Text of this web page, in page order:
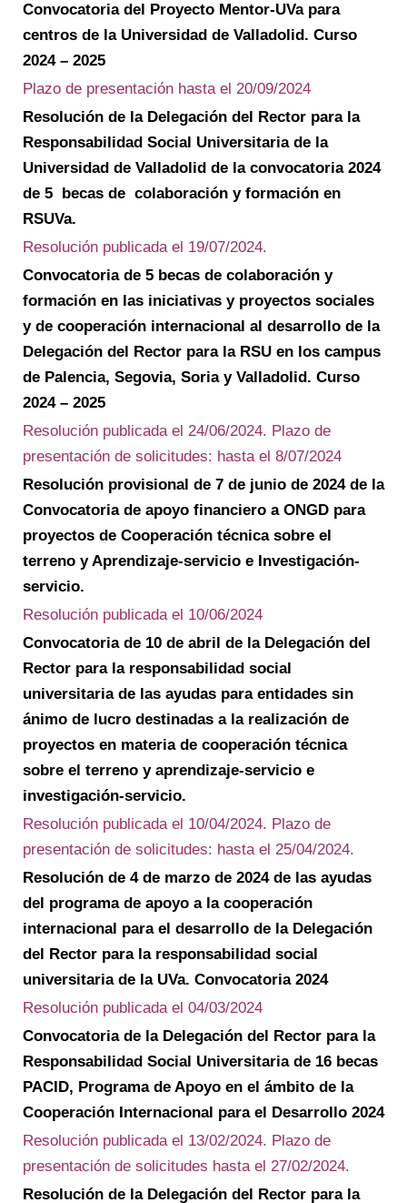
Convocatoria del Proyecto Mentor-UVa para
centros de la Universidad de Valladolid. Curso
2024 – 2025
Plazo de presentación hasta el 20/09/2024
Resolución de la Delegación del Rector para la
Responsabilidad Social Universitaria de la
Universidad de Valladolid de la convocatoria 2024
de 5 becas de colaboración y formación en
RSUVa.
Resolución publicada el 19/07/2024.
Convocatoria de 5 becas de colaboración y
formación en las iniciativas y proyectos sociales
y de cooperación internacional al desarrollo de la
Delegación del Rector para la RSU en los campus
de Palencia, Segovia, Soria y Valladolid. Curso
2024 – 2025
Resolución publicada el 24/06/2024. Plazo de
presentación de solicitudes: hasta el 8/07/2024
Resolución provisional de 7 de junio de 2024 de la
Convocatoria de apoyo financiero a ONGD para
proyectos de Cooperación técnica sobre el
terreno y Aprendizaje-servicio e Investigación-
servicio.
Resolución publicada el 10/06/2024
Convocatoria de 10 de abril de la Delegación del
Rector para la responsabilidad social
universitaria de las ayudas para entidades sin
ánimo de lucro destinadas a la realización de
proyectos en materia de cooperación técnica
sobre el terreno y aprendizaje-servicio e
investigación-servicio.
Resolución publicada el 10/04/2024. Plazo de
presentación de solicitudes: hasta el 25/04/2024.
Resolución de 4 de marzo de 2024 de las ayudas
del programa de apoyo a la cooperación
internacional para el desarrollo de la Delegación
del Rector para la responsabilidad social
universitaria de la UVa. Convocatoria 2024
Resolución publicada el 04/03/2024
Convocatoria de la Delegación del Rector para la
Responsabilidad Social Universitaria de 16 becas
PACID, Programa de Apoyo en el ámbito de la
Cooperación Internacional para el Desarrollo 2024
Resolución publicada el 13/02/2024. Plazo de
presentación de solicitudes hasta el 27/02/2024.
Resolución de la Delegación del Rector para la